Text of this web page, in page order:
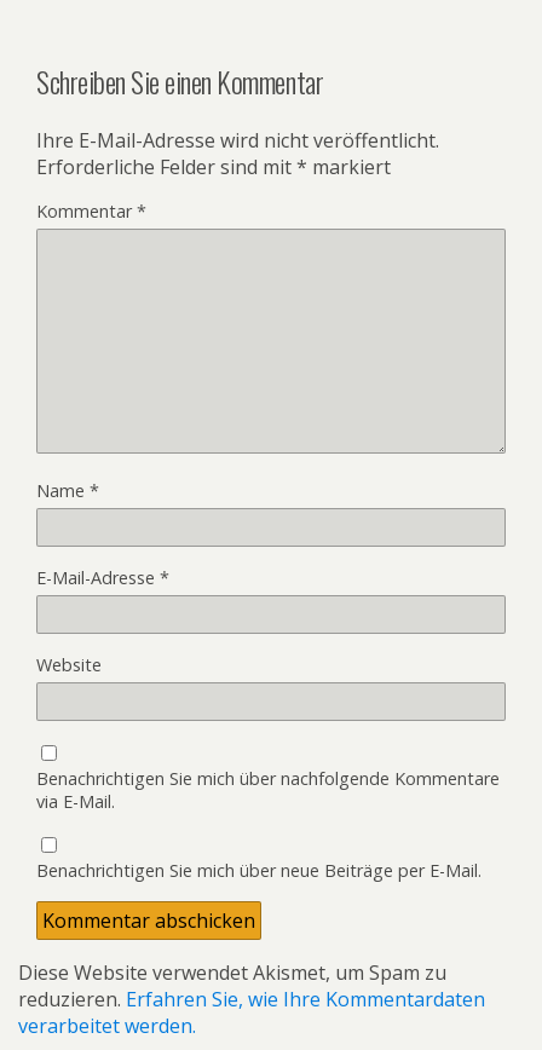
Schreiben Sie einen Kommentar
Ihre E-Mail-Adresse wird nicht veröffentlicht.
Erforderliche Felder sind mit* markiert
Kommentar*
Name *
E-Mail-Adresse *
Website
Benachrichtigen Sie mich über nachfolgende Kommentare
via E-Mail.
Benachrichtigen Sie mich über neue Beiträge per E-Mail.
Diese Website verwendet Akismet, um Spam zu
reduzieren. Erfahren Sie, wie Ihre Kommentardaten
verarbeitet werden.